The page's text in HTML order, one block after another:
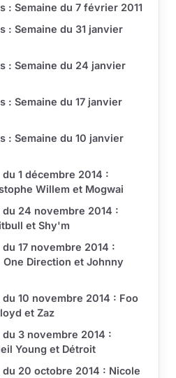
: Semaine du 7 février 2011
: Semaine du 31 janvier
: Semaine du 24 janvier
: Semaine du 17 janvier
: Semaine du 10 janvier
1 décembre 2014 :
Willem et Mogwai
24 novembre 2014 :
et Shy'm
17 novembre 2014 :
One Direction et Johnny
10 novembre 2014 : Foo
et Zaz
3 novembre 2014 :
Young et Détroit
20 octobre 2014 : Nicole